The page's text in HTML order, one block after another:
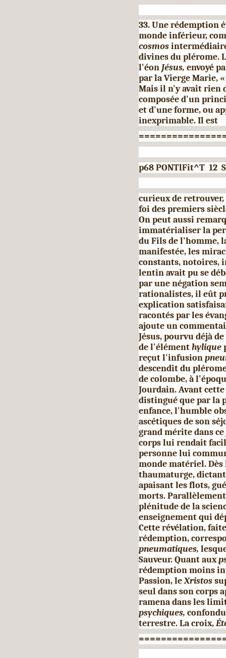
33. Une rédemption
monde in­férieur,
cosmos
divines du plérome.
l'éon Jésus, envoyé
par la Vierge Marie,
Mais il n'y avait rien
composée d'un
et d'une forme, ou
inexprimable. Il est
p68 PONTlFit^T 12
curieux de
foi des pre­miers
On peut aussi
immatérialiser la
du Fils de l'homme,
manifestée, les
constants, notoires,
lentin avait pu se
par une négation
rationalistes, il eût
explication
racontés par les
ajoute un
Jésus, pourvu déjà
de l'élémenthylique
reçut l'infusion
descendit du
de co­lombe, à
Jourdain. Avant
distingué que par la
enfance, l'humble
ascétiques de son
grand mérite dans
corps lui rendait
personne lui
monde matériel. Dès
thaumaturge,
apaisant les flots,
morts.
plénitude de la
enseignement qui
Cette révélation,
ré­demption,
pneumatiques,
Sauveur. Quant aux
rédemption moins
Passion, leXristos
seul dans son corps
ramena dans les
psychiques,
terrestre. La croix,